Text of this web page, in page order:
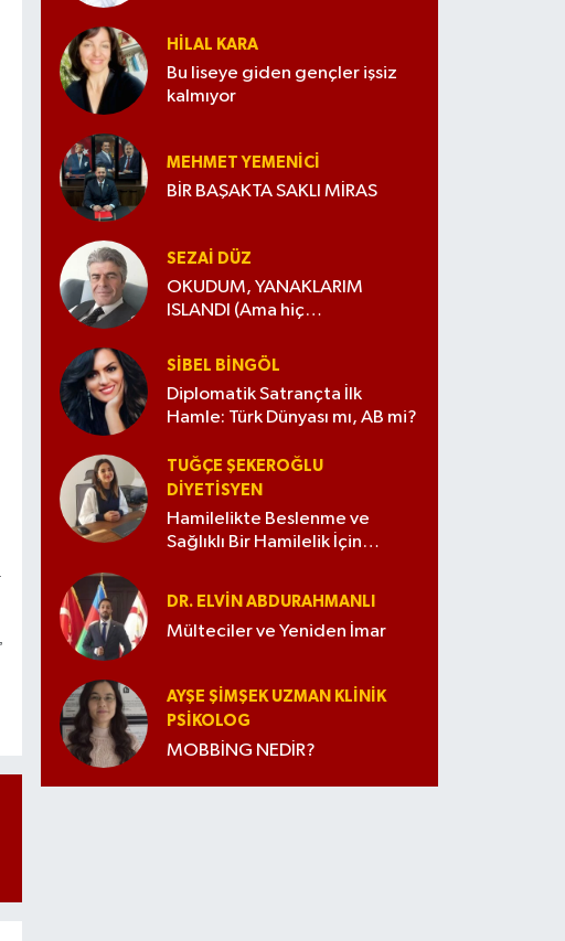
HILAL KARA
Bu liseye giden gençler işsiz
kalmıyor
MEHMET YEMENICI
BİR BAŞAKTA SAKLI MİRAS
SEZAI DÜZ
OKUDUM, YANAKLARIM
ISLANDI (Ama hiç
SIBEL BINGÖL
Diplomatik Satrançta İlk
Hamle: Türk Dünyası mı, AB mi?
TUĞÇE ŞEKEROĞLU
DIYETISYEN
Hamilelikte Beslenme ve
Sağlıklı Bir Hamilelik İçin
DR. ELVIN ABDURAHMANLI
Mülteciler ve Yeniden İmar
AYŞE ŞIMŞEK UZMAN KLINIK
PSIKOLOG
MOBBİNG NEDİR?